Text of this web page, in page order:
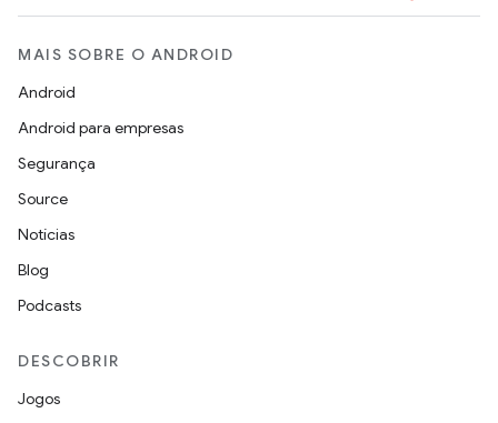
MAIS SOBRE O ANDROID
Android
Android para empresas
Segurança
Source
Notícias
Blog
Podcasts
DESCOBRIR
Jogos